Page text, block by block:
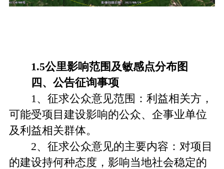
1.5公里影响范围及敏感点分布图
四 、公告征询事项
1、征求公众意见范围：利益相关方，
可能受项目建设影响的公众、企事业单位
及利益相关群体。
2、征求公众意见的主要内容：对项目
的建设持何种态度，影响当地社会稳定的